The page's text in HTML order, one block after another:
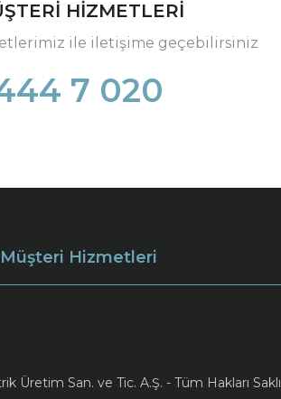
HİZMETLERİ
ile iletişime geçebilirsiniz
7 020
Müşteri Hizmetleri
San. ve Tic. A.Ş. - Tüm Hakları